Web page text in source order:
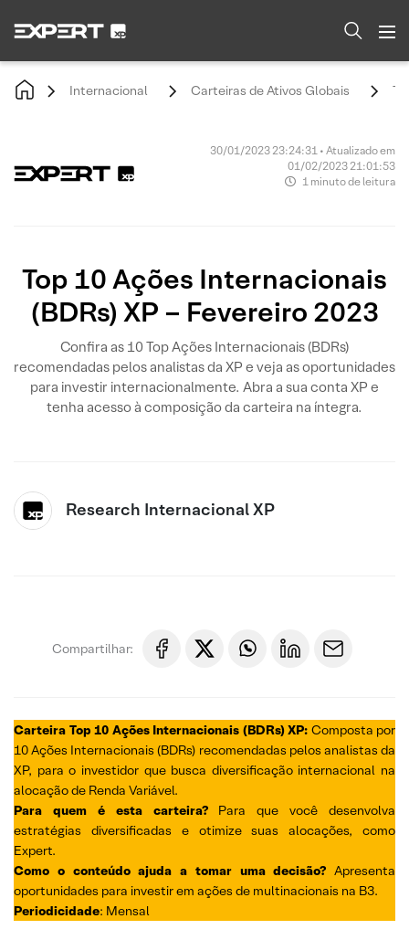
Internacional Carteiras de Ativos Globais
30/01/2023 23:24:31 • Atualizado em
01/02/2023 21:01:53
1 minuto de leitura
Top 10 Ações Internacionais
(BDRs) XP – Fevereiro 2023
Confira as 10 Top Ações Internacionais (BDRs)
recomendadas pelos analistas da XP e veja as oportunidades
para investir internacionalmente. Abra a sua conta XP e
tenha acesso à composição da carteira na íntegra.
Research Internacional XP
Compartilhar:
Carteira Top 10 Ações Internacionais (BDRs) XP: Composta por
10 Ações Internacionais (BDRs) recomendadas pelos analistas da
XP, para o investidor que busca diversificação internacional na
alocação de Renda Variável.
Para
quem é esta carteira?Para que você desenvolva
estratégias diversificadas e otimize suas alocações, como
Expert.
Como o conteúdo ajuda a tomar uma decisão? Apresenta
oportunidades para investir em ações de multinacionais na B3.
Periodicidade: Mensal